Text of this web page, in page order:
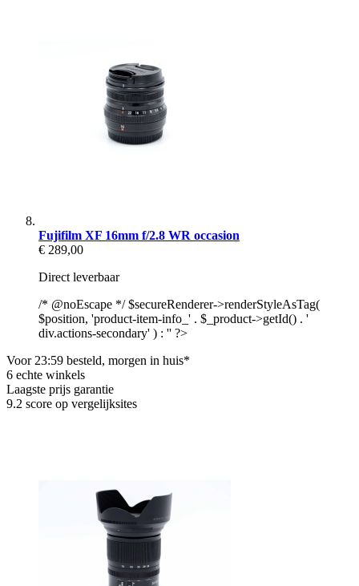
Fujifilm XF 16mm f/2.8 WR occasion
€ 289,00
Direct leverbaar
/* @noEscape */ $secureRenderer->renderStyleAsTag(
$position, 'product-item-info_' . $_product->getId() . '
div.actions-secondary' ) : '' ?>
Voor 23:59 besteld, morgen in huis*
6 echte winkels
Laagste prijs garantie
9.2 score op vergelijksites